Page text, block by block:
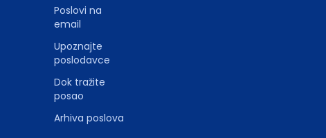
Poslovi na
email
Upoznajte
poslodavce
Dok tražite
posao
Arhiva poslova